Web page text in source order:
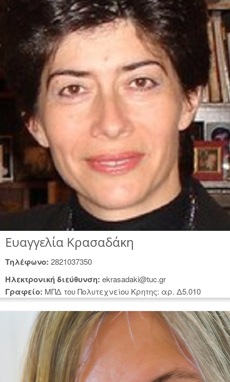
Ευαγγελία Κρασαδάκη
Tηλέφωνο: 2821037350
Hλεκτρονική διεύθυνση: ekrasadaki@tuc.gr
Γραφείο: ΜΠΔ του Πολυτεχνείου Κρητης: αρ. Δ5.010